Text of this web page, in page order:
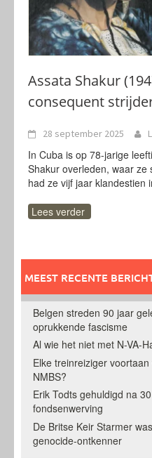
Assata Shakur
consequent
28 september 2025
In Cuba is op 78-jarige
Shakur overleden, waar
had ze vijf jaar klandestien
Lees verder
MEEST RECENTE
Belgen streden 90 jaar
oprukkende fascisme
Al wie het niet met N-VA-
Elke treinreiziger
NMBS?
Erik Todts gehuldigd na
fondsenwerving
De Britse Keir Starmer
genocide-ontkenner